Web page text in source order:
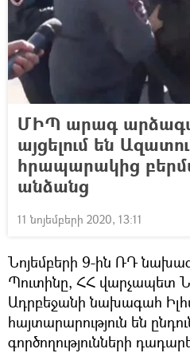
ՄԻՊ արագ
այցելում են
հրապարակից
անձանց
11 նոյեմբերի 2020, 13:11
Նոյեմբերի 9-ին ՌԴ
Պուտինը, ՀՀ վարչապետ
Ադրբեջանի նախագահ
հայտարարություն են
գործողությունների